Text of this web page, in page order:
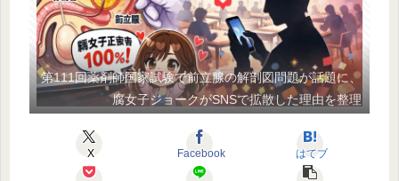
第111回薬剤師国家試験で前立腺の解剖図問題が話題に、
腐女子ジョークがSNSで拡散した理由を整理
X Facebook はてブ